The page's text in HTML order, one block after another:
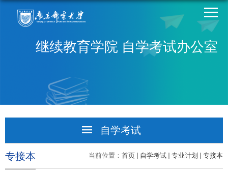
继续教育学院 自学考试办公室
自学考试
招生信息
当前位置： 首页 自学考试 专业计划 专接本
专接本